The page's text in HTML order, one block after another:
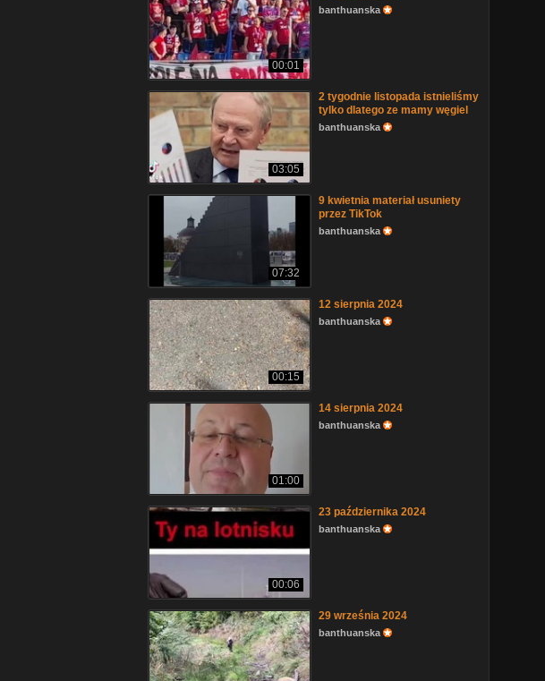
00:01
banthuanska
03:05
2 tygodnie listopada istnieliśmy
tylko dlatego ze mamy węgiel
banthuanska
07:32
9 kwietnia materiał usuniety
przez TikTok
banthuanska
00:15
12 sierpnia 2024
banthuanska
01:00
14 sierpnia 2024
banthuanska
00:06
23 października 2024
banthuanska
29 września 2024
banthuanska